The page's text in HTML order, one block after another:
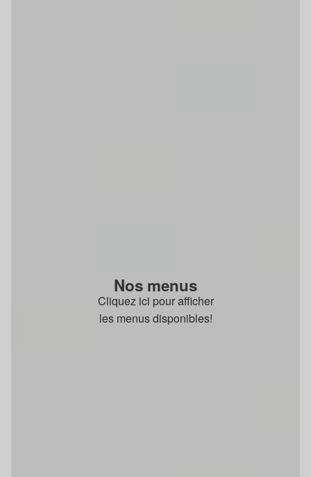
Nos menus
Cliquez ici pour afficher
les menus disponibles!